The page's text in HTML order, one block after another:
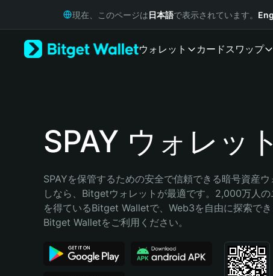
Русский
Bahasa Indonesia
Português (Brasil)
現在、このページは日本語で表示されています。
ウォレット カードスワップ
SPAY ウォレット
SPAYを保管するための安全で信頼できる暗号資産
しなら、Bitgetウォレットが最適です。2,000万人
を得ているBitget Walletで、Web3を自由に探索で
Bitget Walletをご利用ください。